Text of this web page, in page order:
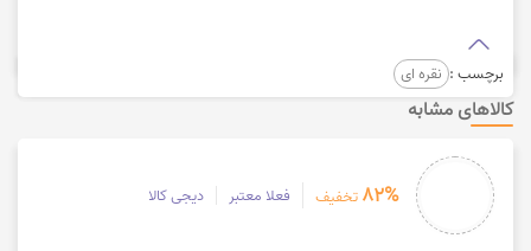
برچسب : نقره ای
کالاهای مشابه
82% تخفیف فعلا معتبر دیجی کالا